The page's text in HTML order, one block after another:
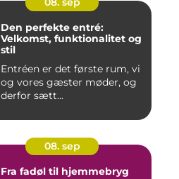
Den perfekte entré:
Velkomst, funktionalitet og
stil
Entréen er det første rum, vi
og vores gæster møder, og
derfor sætt...
08. sep
Fra fadøl til hjemmebryg